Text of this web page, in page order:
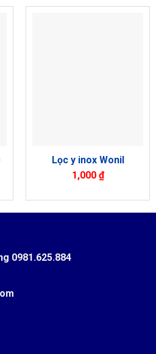
Lọc y inox Wonil
1,000 ₫
0981.625.884